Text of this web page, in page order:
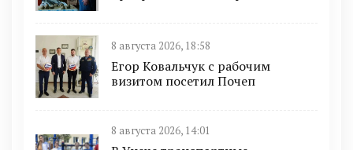
8 августа 2026, 18:58
Егор Ковальчук с рабочим
визитом посетил Почеп
8 августа 2026, 14:01